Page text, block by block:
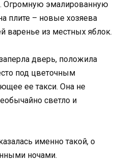
Огромную эмалированную
плите – новые хозяева
варенье из местных яблок.
дверь, положила
под цветочным
ее такси. Она не
светло и
именно такой, о
ночами.